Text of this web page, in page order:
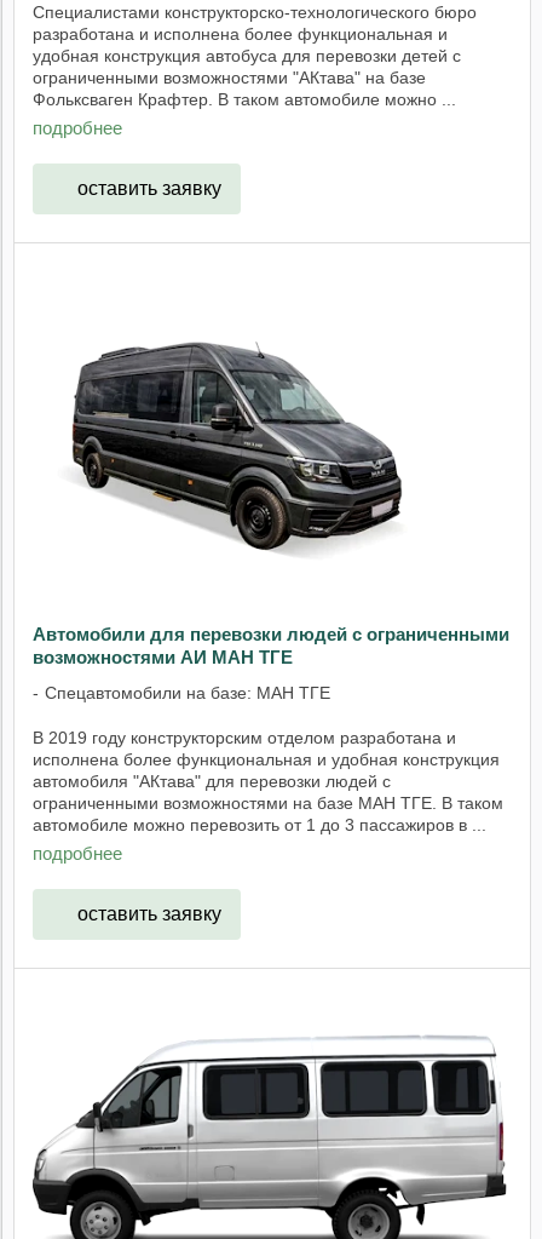
Специалистами конструкторско-технологического бюро
разработана и исполнена более функциональная и
удобная конструкция автобуса для перевозки детей с
ограниченными возможностями "АКтава" на базе
Фольксваген Крафтер. В таком автомобиле можно ...
подробнее
оставить заявку
Автомобили для перевозки людей с ограниченными
возможностями АИ МАН ТГЕ
Спецавтомобили на базе: МАН ТГЕ
В 2019 году конструкторским отделом разработана и
исполнена более функциональная и удобная конструкция
автомобиля "АКтава" для перевозки людей с
ограниченными возможностями на базе МАН ТГЕ. В таком
автомобиле можно перевозить от 1 до 3 пассажиров в ...
подробнее
оставить заявку